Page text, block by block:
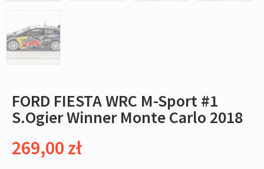
FORD FIESTA WRC M-Sport #1
S.Ogier Winner Monte Carlo 2018
269,00 zł